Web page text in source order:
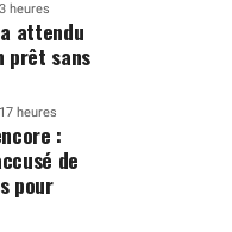
heures
attendu
prêt sans
heures
:
de
pour